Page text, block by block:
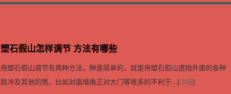
塑石假山怎样调节 方法有哪些
用塑石假山调节有两种方法，种是简单的，就是用塑石假山遮挡外面的各种
路冲及其他的煞，比如对面墙角正对大门等很多的不利于...[详细]